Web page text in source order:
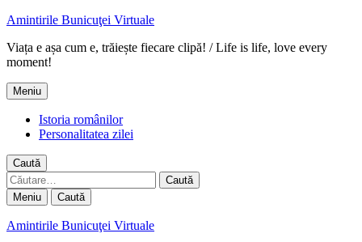
Amintirile Bunicuţei Virtuale
Viața e așa cum e, trăiește fiecare clipă! / Life is life, love every
moment!
Meniu
Istoria românilor
Personalitatea zilei
Caută
Caută
după:
Meniu Caută
Amintirile Bunicuţei Virtuale